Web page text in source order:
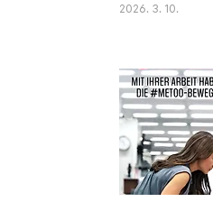
'인간의 생존 의지'와
로 뛰어드는 '생명의
헌사2010년 멕시
악의 해양 석유 유출
화 '딥워터 호라이
스터의 외피를 넘어,
2026. 3. 10.